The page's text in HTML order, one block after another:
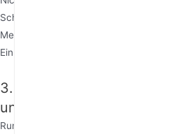
Schutz. Viele Antennen verwenden
Mehrschichtbeschichtungsverfahren,
Einklang zu bringen.
3. Materialunterschiede
und Richtantennen
Rundstrahlantennen streben eine